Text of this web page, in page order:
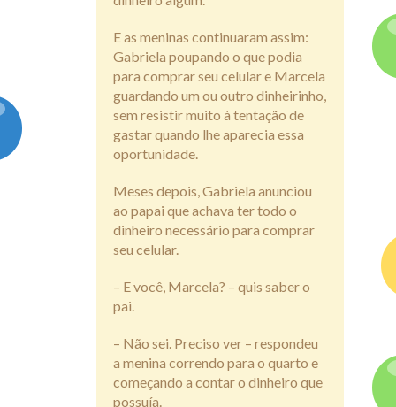
E as meninas continuaram assim:
Gabriela poupando o que podia
para comprar seu celular e Marcela
guardando um ou outro dinheirinho,
sem resistir muito à tentação de
gastar quando lhe aparecia essa
oportunidade.
Meses depois, Gabriela anunciou
ao papai que achava ter todo o
dinheiro necessário para comprar
seu celular.
– E você, Marcela? – quis saber o
pai.
– Não sei. Preciso ver – respondeu
a menina correndo para o quarto e
começando a contar o dinheiro que
possuía.